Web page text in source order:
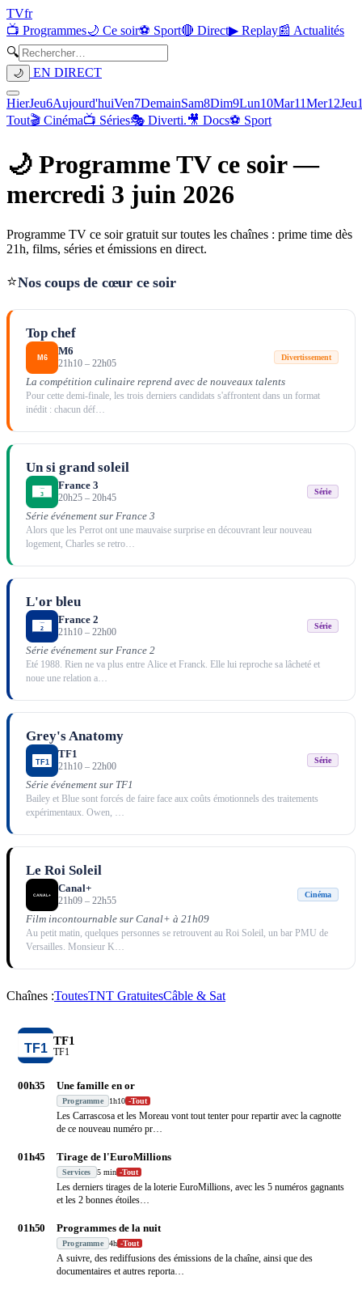
TVfr
📺 Programmes🌙 Ce soir⚽ Sport🔴 Direct▶ Replay📰 Actualités
🔍
🌙 EN DIRECT
HierJeu6Aujourd'huiVen7DemainSam8Dim9Lun10Mar11Mer12Jeu
Tout🎬 Cinéma📺 Séries🎭 Diverti.🎥 Docs⚽ Sport
🌙 Programme TV ce soir —
mercredi 3 juin 2026
Programme TV ce soir gratuit sur toutes les chaînes : prime time dès
21h, films, séries et émissions en direct.
⭐Nos coups de cœur ce soir
Top chef
M6
21h10 – 22h05
Divertissement
La compétition culinaire reprend avec de nouveaux talents
Pour cette demi-finale, les trois derniers candidats s'affrontent dans un format
inédit : chacun déf…
Un si grand soleil
France 3
20h25 – 20h45
Série
Série événement sur France 3
Alors que les Perrot ont une mauvaise surprise en découvrant leur nouveau
logement, Charles se retro…
L'or bleu
France 2
21h10 – 22h00
Série
Série événement sur France 2
Eté 1988. Rien ne va plus entre Alice et Franck. Elle lui reproche sa lâcheté et
noue une relation a…
Grey's Anatomy
TF1
21h10 – 22h00
Série
Série événement sur TF1
Bailey et Blue sont forcés de faire face aux coûts émotionnels des traitements
expérimentaux. Owen, …
Le Roi Soleil
Canal+
21h09 – 22h55
Cinéma
Film incontournable sur Canal+ à 21h09
Au petit matin, quelques personnes se retrouvent au Roi Soleil, un bar PMU de
Versailles. Monsieur K…
Chaînes :ToutesTNT GratuitesCâble & Sat
TF1
TF1
00h35 Une famille en or
Programme 1h10 -Tout
Les Carrascosa et les Moreau vont tout tenter pour repartir avec la cagnotte
de ce nouveau numéro pr…
01h45 Tirage de l'EuroMillions
Services 5 min -Tout
Les derniers tirages de la loterie EuroMillions, avec les 5 numéros gagnants
et les 2 bonnes étoiles…
01h50 Programmes de la nuit
Programme 4h -Tout
A suivre, des rediffusions des émissions de la chaîne, ainsi que des
documentaires et autres reporta…